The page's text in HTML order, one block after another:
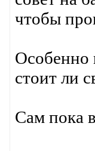
чтобы
Особенно
стоит ли
Сам пока